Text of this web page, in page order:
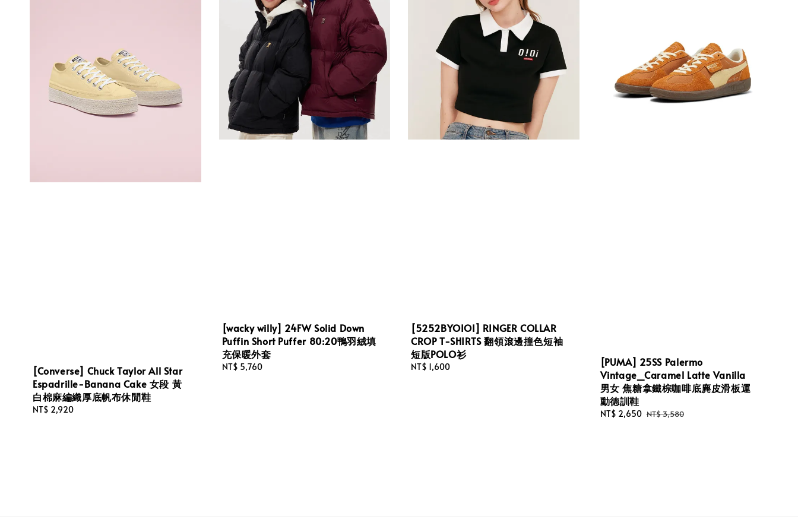
[Converse] Chuck Taylor All Star
Espadrille-Banana Cake 女段 黃
白棉麻編織厚底帆布休閒鞋
Regular
NT$ 2,920
[wacky willy] 24FW Solid Down
Puffin Short Puffer 80:20鴨羽絨填
充保暖外套
Regular
NT$ 5,760
[5252BYOIOI] RINGER COLLAR
CROP T-SHIRTS 翻領滾邊撞色短袖
短版POLO衫
Regular
NT$ 1,600
[PUMA] 25SS Palermo
Vintage_Caramel Latte Vanilla
男女 焦糖拿鐵棕咖啡底麂皮滑板運
動德訓鞋
Sale
NT$ 2,650 Regular
NT$ 3,580